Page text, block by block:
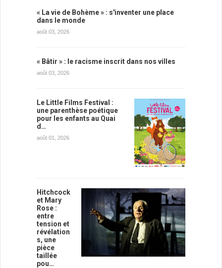
« La vie de Bohème » : s'inventer une place
dans le monde
août 03, 2026
« Bâtir » : le racisme inscrit dans nos villes
août 03, 2026
Le Little Films Festival :
une parenthèse poétique
pour les enfants au Quai
d…
août 01, 2026
Hitchcock
et Mary
Rose :
entre
tension et
révélation
s, une
pièce
taillée
pou…